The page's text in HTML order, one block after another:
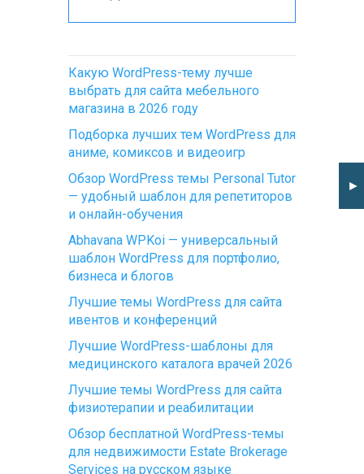
Какую WordPress-тему лучше
выбрать для сайта мебельного
магазина в 2026 году
Подборка лучших тем WordPress для
аниме, комиксов и видеоигр
Обзор WordPress темы Personal Tutor
— удобный шаблон для репетиторов
и онлайн-обучения
Abhavana WPKoi — универсальный
шаблон WordPress для портфолио,
бизнеса и блогов
Лучшие темы WordPress для сайта
ивентов и конференций
Лучшие WordPress-шаблоны для
медицинского каталога врачей 2026
Лучшие темы WordPress для сайта
физиотерапии и реабилитации
Обзор бесплатной WordPress-темы
для недвижимости Estate Brokerage
Services на русском языке
►